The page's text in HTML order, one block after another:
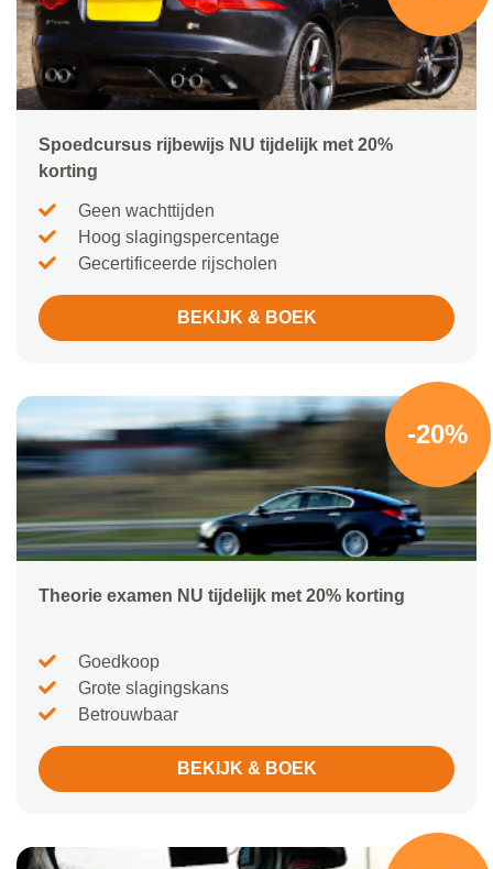
Spoedcursus rijbewijs NU tijdelijk met 20%
korting
Geen wachttijden
Hoog slagingspercentage
Gecertificeerde rijscholen
BEKIJK & BOEK
-20%
Theorie examen NU tijdelijk met 20% korting
Goedkoop
Grote slagingskans
Betrouwbaar
BEKIJK & BOEK